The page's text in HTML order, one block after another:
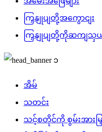
ကြှနျုပျတို့အကွောငျး
ကြှနျုပျတို့ကိုဆကျသှယ
အိမ်
သတင်း
သင့်စတိုင်ကို စွမ်းအားမ